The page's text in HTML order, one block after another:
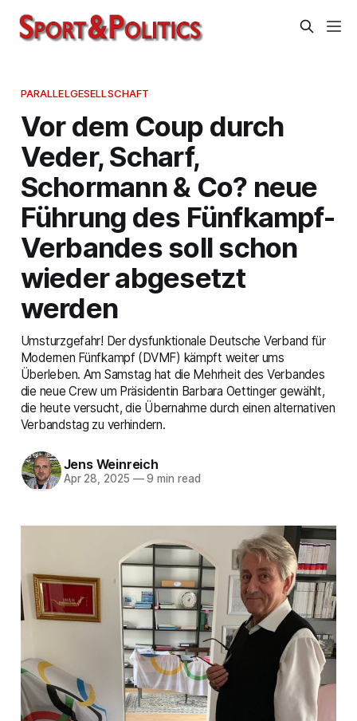
PARALLELGESELLSCHAFT
Vor dem Coup durch
Veder, Scharf,
Schormann & Co? neue
Führung des Fünfkampf-
Verbandes soll schon
wieder abgesetzt
werden
Umsturzgefahr! Der dysfunktionale Deutsche Verband für
Modernen Fünfkampf (DVMF) kämpft weiter ums
Überleben. Am Samstag hat die Mehrheit des Verbandes
die neue Crew um Präsidentin Barbara Oettinger gewählt,
die heute versucht, die Übernahme durch einen alternativen
Verbandstag zu verhindern.
Jens Weinreich
Apr 28, 2025 —9 min read